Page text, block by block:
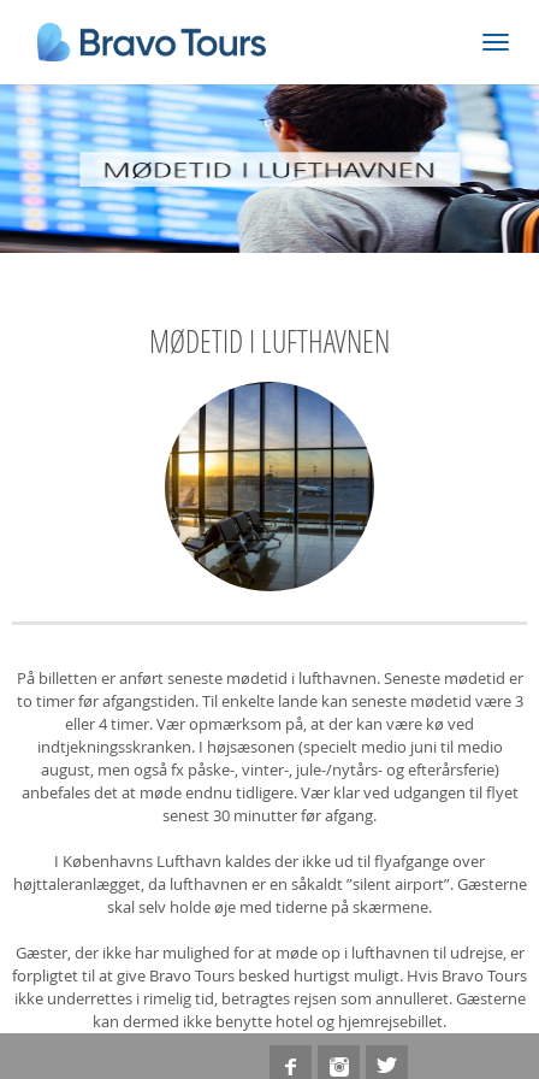
MØDETID I LUFTHAVNEN
På billetten er anført seneste mødetid i lufthavnen. Seneste mødetid er
to timer før afgangstiden. Til enkelte lande kan seneste mødetid være 3
eller 4 timer. Vær opmærksom på, at der kan være kø ved
indtjekningsskranken. I højsæsonen (specielt medio juni til medio
august, men også fx påske-, vinter-, jule-/nytårs- og efterårsferie)
anbefales det at møde endnu tidligere. Vær klar ved udgangen til flyet
senest 30 minutter før afgang.
I Københavns Lufthavn kaldes der ikke ud til flyafgange over
højttaleranlægget, da lufthavnen er en såkaldt ”silent airport”. Gæsterne
skal selv holde øje med tiderne på skærmene.
Gæster, der ikke har mulighed for at møde op i lufthavnen til udrejse, er
forpligtet til at give Bravo Tours besked hurtigst muligt. Hvis Bravo Tours
ikke underrettes i rimelig tid, betragtes rejsen som annulleret. Gæsterne
kan dermed ikke benytte hotel og hjemrejsebillet.